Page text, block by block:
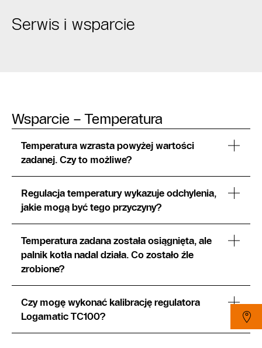
Serwis i wsparcie
Wsparcie – Temperatura
Temperatura wzrasta powyżej wartości
zadanej. Czy to możliwe?
Regulacja temperatury wykazuje odchylenia,
jakie mogą być tego przyczyny?
Temperatura zadana została osiągnięta, ale
palnik kotła nadal działa. Co zostało źle
zrobione?
Czy mogę wykonać kalibrację regulatora
Logamatic TC100?